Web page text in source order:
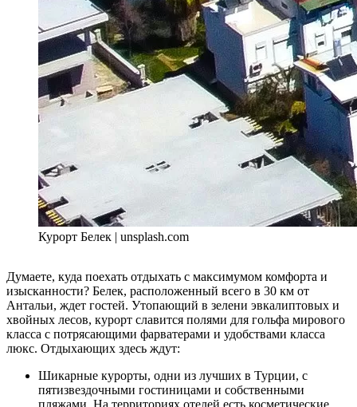
Курорт Белек | unsplash.com
Думаете, куда поехать отдыхать с максимумом комфорта и
изысканности? Белек, расположенный всего в 30 км от
Антальи, ждет гостей. Утопающий в зелени эвкалиптовых и
хвойных лесов, курорт славится полями для гольфа мирового
класса с потрясающими фарватерами и удобствами класса
люкс. Отдыхающих здесь ждут:
Шикарные курорты, одни из лучших в Турции, с
пятизвездочными гостиницами и собственными